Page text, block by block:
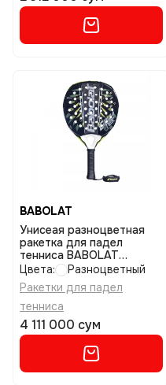
BABOLAT
Унисеая разноцветная
ракетка для падел
тенниса BABOLAT
Counter viper 2.6 размер
uniq
Цвета:
Разноцветный
Ракетки для падел
тенниса
4 111 000 сум